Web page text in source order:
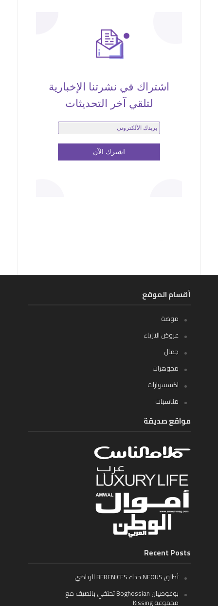
اشتراك في نشرتنا الإخبارية
لتلقي آخر التحديثات
أقسام الموقع
موضة
عروض الازياء
جمال
مجوهرات
اكسسوارات
مناسبات
مواقع صديقة
Recent Posts
تُطلق NEOUS حذاء BERENICES الرياضي
بوغوصيان Boghossian تحتفي بالصيف مع
مجموعة Kissing